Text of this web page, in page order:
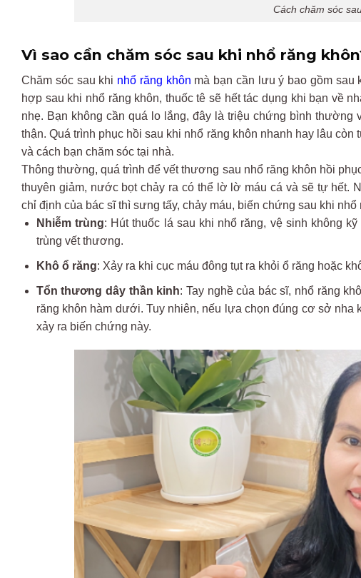
Cách chăm sóc
Vì sao cần chăm sóc sau khi nhổ răng
Chăm sóc sau khi nhổ răng khôn mà bạn cần lưu ý bao gồm sau
hợp sau khi nhổ răng khôn, thuốc tê sẽ hết tác dụng khi bạn về
nhẹ. Bạn không cần quá lo lắng, đây là triệu chứng bình
thận. Quá trình phục hồi sau khi nhổ răng khôn nhanh hay lâu
và cách bạn chăm sóc tại nhà.
Thông thường, quá trình để vết thương sau nhổ răng khôn hồi
thuyên giảm, nước bọt chảy ra có thể lờ lờ máu cá và sẽ tự hết.
chỉ định của bác sĩ thì sưng tấy, chảy máu, biến chứng sau khi nhổ
Nhiễm trùng: Hút thuốc lá sau khi nhổ răng, vệ sinh không
trùng vết thương.
Khô ổ răng: Xảy ra khi cục máu đông tụt ra khỏi ổ răng hoặc
Tổn thương dây thần kinh: Tay nghề của bác sĩ, nhổ răng
răng khôn hàm dưới. Tuy nhiên, nếu lựa chọn đúng cơ sở nha
xảy ra biến chứng này.